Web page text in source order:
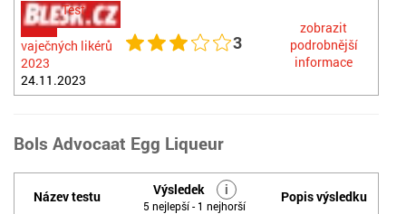
Test
vaječných likérů
2023
24.11.2023
3
zobrazit
podrobnější
informace
Bols Advocaat Egg Liqueur
Název testu Výsledek i
5 nejlepší - 1 nejhorší
Popis výsledku